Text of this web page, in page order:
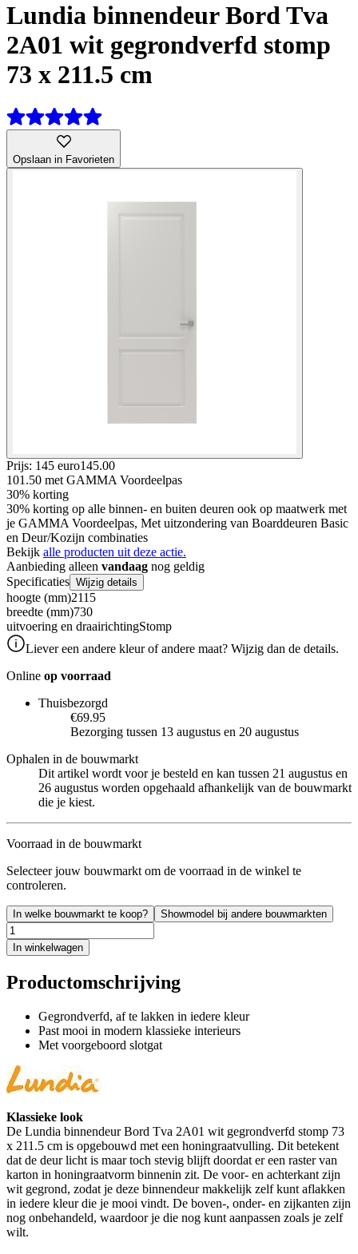
Lundia binnendeur Bord Tva
2A01 wit gegrondverfd stomp
73 x 211.5 cm
Opslaan in Favorieten
Prijs: 145 euro145.00
101.50 met GAMMA Voordeelpas
30% korting
30% korting op alle binnen- en buiten deuren ook op maatwerk met
je GAMMA Voordeelpas, Met uitzondering van Boarddeuren Basic
en Deur/Kozijn combinaties
Bekijk alle producten uit deze actie.
Aanbieding alleen vandaag nog geldig
Specificaties Wijzig details
hoogte (mm)2115
breedte (mm)730
uitvoering en draairichtingStomp
Liever een andere kleur of andere maat? Wijzig dan de details.
Online op voorraad
Thuisbezorgd
€69.95
Bezorging tussen 13 augustus en 20 augustus
Ophalen in de bouwmarkt
Dit artikel wordt voor je besteld en kan tussen 21 augustus en
26 augustus worden opgehaald afhankelijk van de bouwmarkt
die je kiest.
Voorraad in de bouwmarkt
Selecteer jouw bouwmarkt om de voorraad in de winkel te
controleren.
In welke bouwmarkt te koop? Showmodel bij andere bouwmarkten
In winkelwagen
Productomschrijving
Gegrondverfd, af te lakken in iedere kleur
Past mooi in modern klassieke interieurs
Met voorgeboord slotgat
Klassieke look
De Lundia binnendeur Bord Tva 2A01 wit gegrondverfd stomp 73
x 211.5 cm is opgebouwd met een honingraatvulling. Dit betekent
dat de deur licht is maar toch stevig blijft doordat er een raster van
karton in honingraatvorm binnenin zit. De voor- en achterkant zijn
wit gegrond, zodat je deze binnendeur makkelijk zelf kunt aflakken
in iedere kleur die je mooi vindt. De boven-, onder- en zijkanten zijn
nog onbehandeld, waardoor je die nog kunt aanpassen zoals je zelf
wilt.